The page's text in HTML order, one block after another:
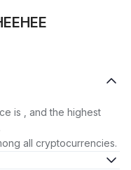
is , and the highest
all cryptocurrencies.